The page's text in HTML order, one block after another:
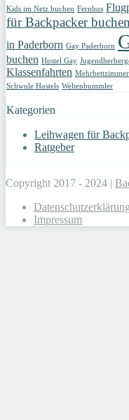
Kids im Netz buchen Fernbus
für Backpacker buchen
in Paderborn Gay Paderborn
buchen Hostel Gay
Klassenfahrten
Schwule Hostels Weltenbummler
Kategorien
Leihwagen für
Ratgeber
Copyright 2017 - 2024 |
Impressum